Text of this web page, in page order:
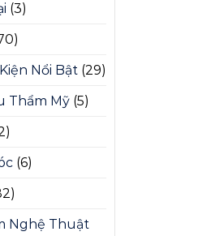
(3)
Nổi Bật (29)
Thẩm Mỹ (5)
(6)
Nghệ Thuật